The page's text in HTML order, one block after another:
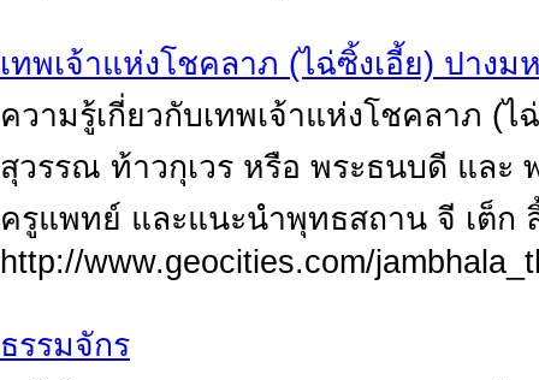
เทพเจ้าแห่งโชคลาภ (ไฉ่ซิ้งเอี้ย) ปางม
ความรู้เกี่ยวกับเทพเจ้าแห่งโชคลาภ (
สุวรรณ ท้าวกุเวร หรือ พระธนบดี และ
ครูแพทย์ และแนะนำพุทธสถาน จี เต็ก
http://www.geocities.com/
ธรรมจักร